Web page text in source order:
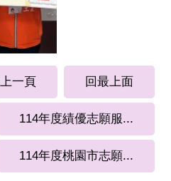
一頁 回最上面
114年度績優志願服...
114年度桃園市志願...